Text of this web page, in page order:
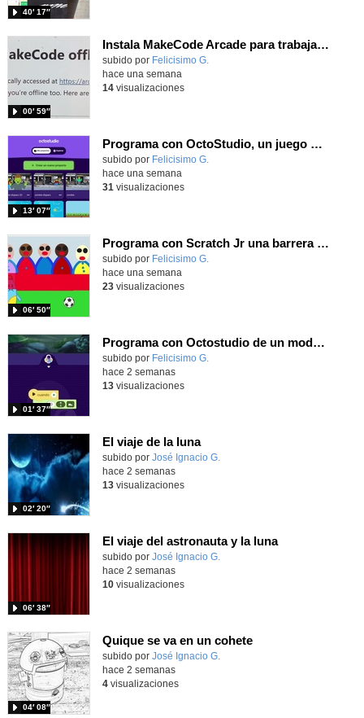
40′ 17″
Instala MakeCode Arcade para trabajar offline en tu tablet, ordenador, Chromebook
Contenido educativo.
subido por Felicisimo G.
00′ 59″
hace una semana
14visualizaciones
Programa con OctoStudio, un juego de disparos contra Zombies con un cargador basado en el House of the dead
Contenido educativo.
subido por Felicisimo G.
13′ 07″
hace una semana
31 visualizaciones
Programa con Scratch Jr una barrera que se desplaza para dar sensación de movimiento
Contenido educativo.
subido por Felicisimo G.
06′ 50″
hace una semana
23visualizaciones
Programa con Octostudio de un modo sencillo, offline y gratuito
Contenido educativo.
subido por Felicisimo G.
01′ 37″
hace 2 semanas
13visualizaciones
El viaje de la luna
Contenido educativo.
subido por José Ignacio G.
02′ 20″
hace 2 semanas
13visualizaciones
El viaje del astronauta y la luna
Contenido educativo.
subido por José Ignacio G.
06′ 38″
hace 2 semanas
10visualizaciones
Quique se va en un cohete
Contenido educativo.
subido por José Ignacio G.
04′ 08″
hace 2 semanas
4visualizaciones